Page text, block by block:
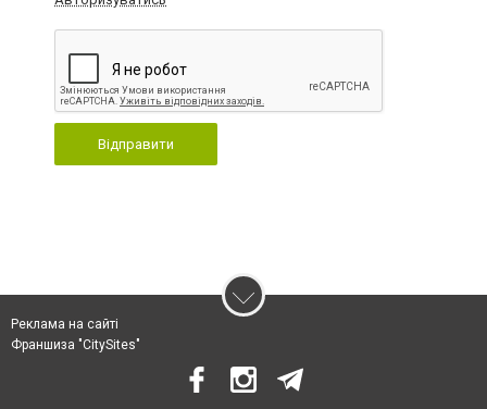
Відправити
Реклама на сайті
Франшиза "CitySites"